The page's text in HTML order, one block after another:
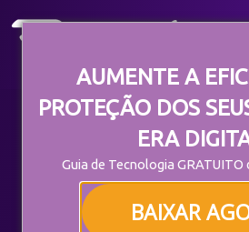
AUMENTE A
PROTEÇÃO DOS
ERA
Guia de Tecnologia GRATUITO
BAIXAR